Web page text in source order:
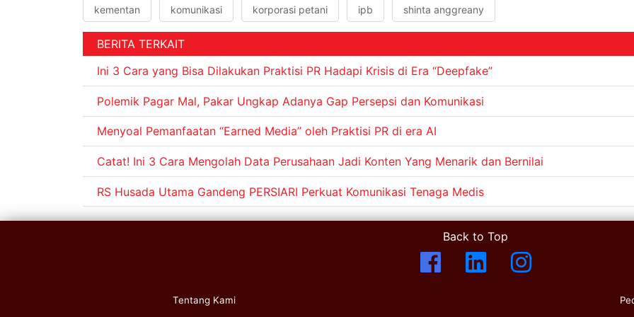
kementan komunikasi korporasi petani ipb shinta anggreany
BERITA TERKAIT
Ini 3 Cara yang Bisa Dilakukan Praktisi PR Hadapi Krisis di Era “Deepfake”
Polemik Pagar Mal, Pakar Ungkap Adanya Gap Persepsi dan Komunikasi
Menyoal Pemanfaatan “Earned Media” oleh Praktisi PR di era AI
Catat! Ini 3 Cara Mengolah Data Perusahaan Jadi Konten Yang Menarik dan Bernilai
RS Husada Utama Gandeng PERSIARI Perkuat Komunikasi Tenaga Medis
Back to Top
Tentang Kami